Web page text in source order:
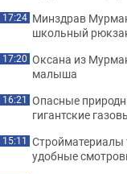
17:24 Минздрав
школьный
17:20 Оксана из
малыша
16:21 Опасные
гигантские
15:11 Стройматериалы
удобные